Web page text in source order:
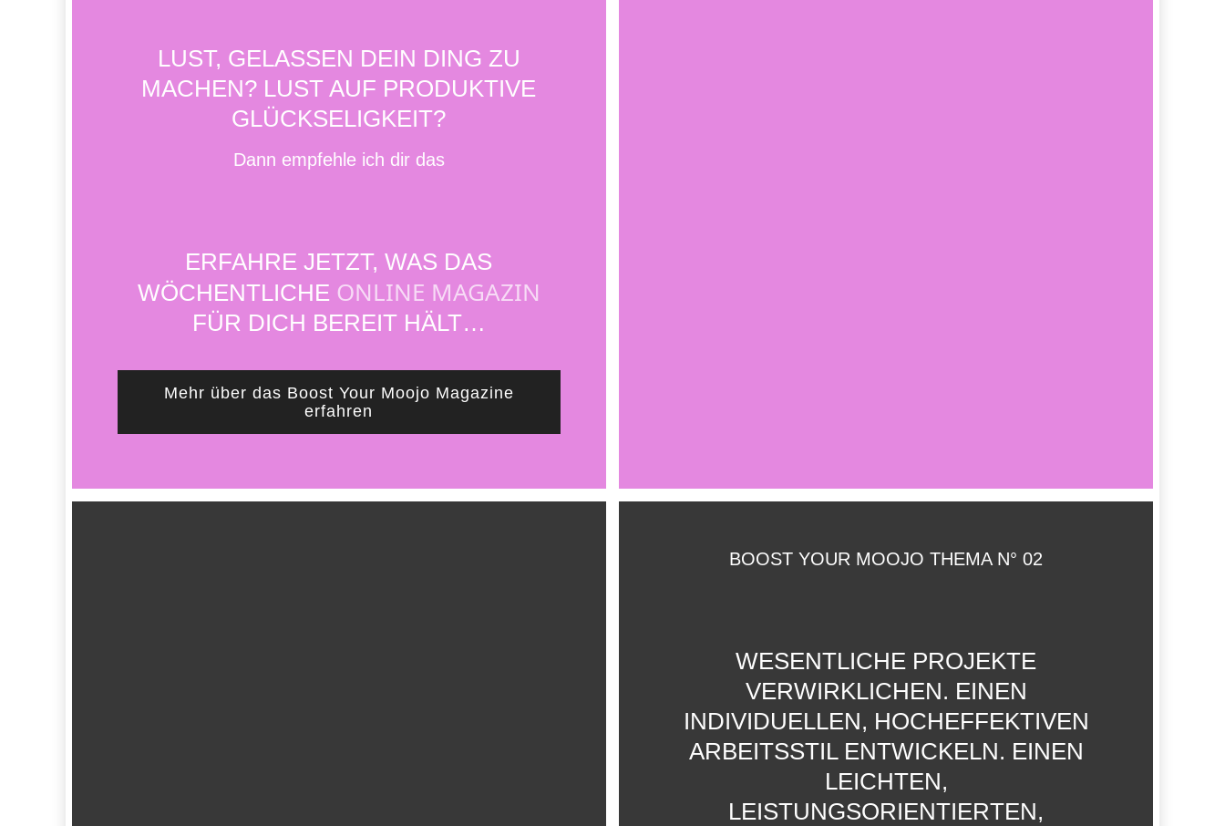
LUST, GELASSEN DEIN DING ZU
MACHEN? LUST AUF PRODUKTIVE
GLÜCKSELIGKEIT?
Dann empfehle ich dir das
ERFAHRE JETZT, WAS DAS
WÖCHENTLICHE ONLINE MAGAZIN
FÜR DICH BEREIT HÄLT…
Mehr über das Boost Your Moojo Magazine
erfahren
BOOST YOUR MOOJO THEMA N° 02
WESENTLICHE PROJEKTE
VERWIRKLICHEN. EINEN
INDIVIDUELLEN, HOCHEFFEKTIVEN
ARBEITSSTIL ENTWICKELN. EINEN
LEICHTEN,
LEISTUNGSORIENTIERTEN,